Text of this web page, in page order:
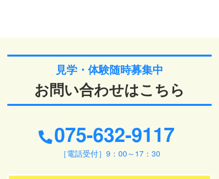
見学・体験随時募集中
お問い合わせはこちら
075-632-9117
［電話受付］9：00～17：30